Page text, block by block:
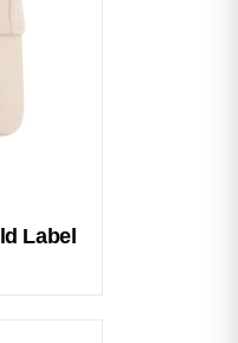
Label